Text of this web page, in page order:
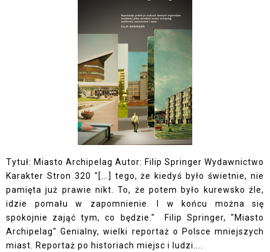
Tytuł: Miasto Archipelag Autor: Filip Springer Wydawnictwo
Karakter Stron 320 "[...] tego, że kiedyś było świetnie, nie
pamięta już prawie nikt. To, że potem było kurewsko źle,
idzie pomału w zapomnienie. I w końcu można się
spokojnie zająć tym, co będzie." Filip Springer, "Miasto
Archipelag" Genialny, wielki reportaż o Polsce mniejszych
miast. Reportaż po historiach miejsc i ludzi....